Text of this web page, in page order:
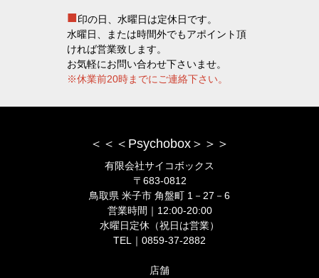
■印の日、水曜日は定休日です。
水曜日、または時間外でもアポイント頂
ければ営業致します。
お気軽にお問い合わせ下さいませ。
※休業前20時までにご連絡下さい。
＜＜＜Psychobox＞＞＞
有限会社サイコボックス
〒683-0812
鳥取県 米子市 角盤町 1－27－6
営業時間｜12:00-20:00
水曜日定休（祝日は営業）
TEL｜0859-37-2882
店舗